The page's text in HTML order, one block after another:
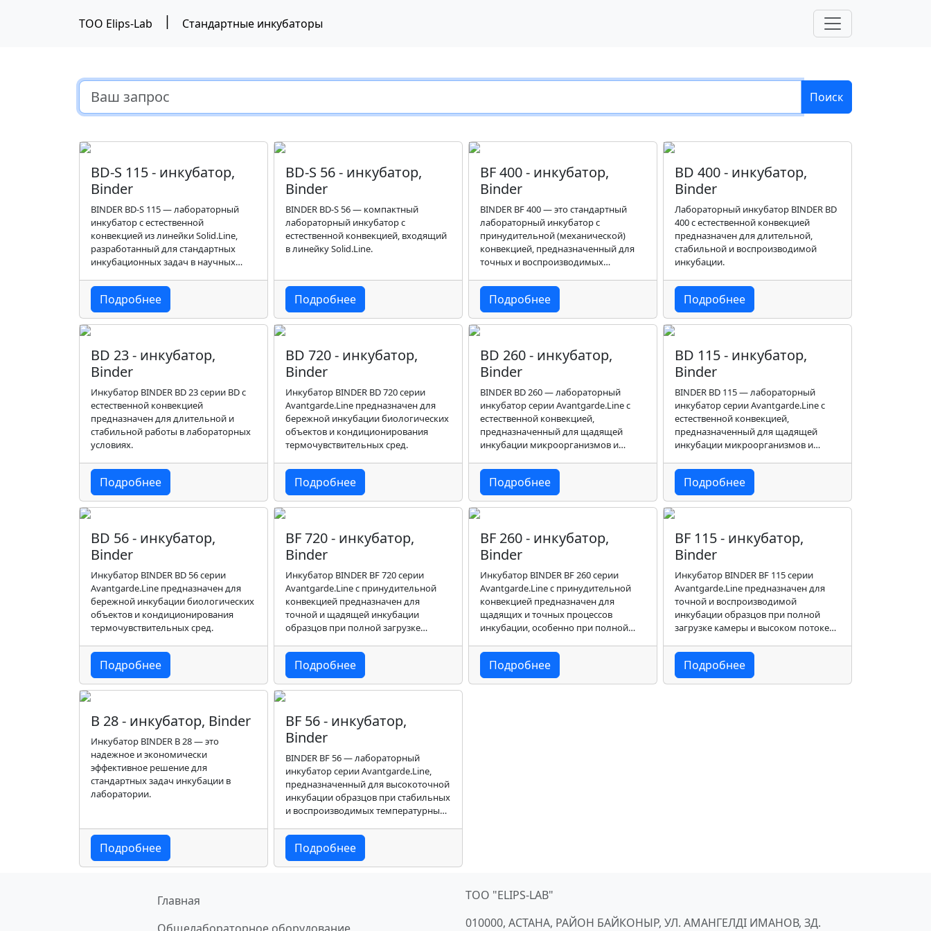
ТОО Elips-Lab | Стандартные инкубаторы
Поиск
BD-S 115 - инкубатор,
Binder
BINDER BD-S 115 — лабораторный
инкубатор с естественной
конвекцией из линейки Solid.Line,
разработанный для стандартных
инкубационных задач в научных
качества.
Подробнее
BD-S 56 - инкубатор,
Binder
BINDER BD-S 56 — компактный
лабораторный инкубатор с
естественной конвекцией, входящий
в линейку Solid.Line.
Подробнее
BF 400 - инкубатор,
Binder
BINDER BF 400 — это стандартный
лабораторный инкубатор с
принудительной (механической)
конвекцией, предназначенный для
точных и воспроизводимых
Подробнее
BD 400 - инкубатор,
Binder
Лабораторный инкубатор BINDER BD
400 с естественной конвекцией
предназначен для длительной,
стабильной и воспроизводимой
инкубации.
Подробнее
BD 23 - инкубатор,
Binder
Инкубатор BINDER BD 23 серии BD с
естественной конвекцией
предназначен для длительной и
стабильной работы в лабораторных
условиях.
Подробнее
BD 720 - инкубатор,
Binder
Инкубатор BINDER BD 720 серии
Avantgarde.Line предназначен для
бережной инкубации биологических
объектов и кондиционирования
термочувствительных сред.
Подробнее
BD 260 - инкубатор,
Binder
BINDER BD 260 — лабораторный
инкубатор серии Avantgarde.Line с
естественной конвекцией,
предназначенный для щадящей
инкубации микроорганизмов и
термочувствительных сред.
Подробнее
BD 115 - инкубатор,
Binder
BINDER BD 115 — лабораторный
инкубатор серии Avantgarde.Line с
естественной конвекцией,
предназначенный для щадящей
инкубации микроорганизмов и
термочувствительных сред.
Подробнее
BD 56 - инкубатор,
Binder
Инкубатор BINDER BD 56 серии
Avantgarde.Line предназначен для
бережной инкубации биологических
объектов и кондиционирования
термочувствительных сред.
Подробнее
BF 720 - инкубатор,
Binder
Инкубатор BINDER BF 720 серии
Avantgarde.Line с принудительной
конвекцией предназначен для
точной и щадящей инкубации
образцов при полной загрузке
Подробнее
BF 260 - инкубатор,
Binder
Инкубатор BINDER BF 260 серии
Avantgarde.Line с принудительной
конвекцией предназначен для
щадящих и точных процессов
инкубации, особенно при полной
образцов.
Подробнее
BF 115 - инкубатор,
Binder
Инкубатор BINDER BF 115 серии
Avantgarde.Line предназначен для
точной и воспроизводимой
инкубации образцов при полной
загрузке камеры и высоком потоке
Подробнее
B 28 - инкубатор, Binder
Инкубатор BINDER B 28 — это
надежное и экономически
эффективное решение для
стандартных задач инкубации в
лаборатории.
Подробнее
BF 56 - инкубатор,
Binder
BINDER BF 56 — лабораторный
инкубатор серии Avantgarde.Line,
предназначенный для высокоточной
инкубации образцов при стабильных
и воспроизводимых температурных
Подробнее
Главная
ТОО "ELIPS-LAB"
010000, АСТАНА, РАЙОН БАЙКОНЫР, УЛ. АМАНГЕЛДІ ИМАНОВ, ЗД.